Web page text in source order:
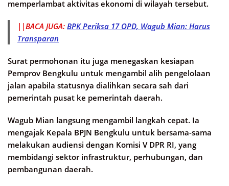
memperlambat aktivitas ekonomi di wilayah tersebut.
||BACA JUGA: BPK Periksa 17 OPD, Wagub Mian: Harus
Transparan
Surat permohonan itu juga menegaskan kesiapan
Pemprov Bengkulu untuk mengambil alih pengelolaan
jalan apabila statusnya dialihkan secara sah dari
pemerintah pusat ke pemerintah daerah.
Wagub Mian langsung mengambil langkah cepat. Ia
mengajak Kepala BPJN Bengkulu untuk bersama-sama
melakukan audiensi dengan Komisi V DPR RI, yang
membidangi sektor infrastruktur, perhubungan, dan
pembangunan daerah.